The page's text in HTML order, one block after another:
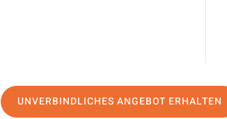
UNVERBINDLICHES ANGEBOT ERHALTEN